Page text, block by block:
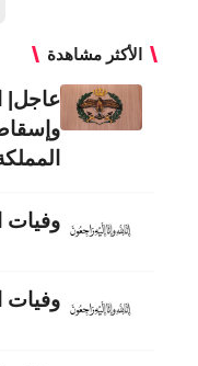
الأكثر مشاهدة
عاجل|
وفيات
وفيات